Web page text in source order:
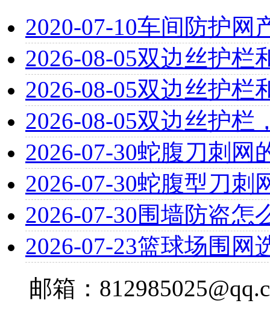
2020-07-10车间防护网
2026-08-05双边丝护栏
2026-08-05双边丝护栏
2026-08-05双边丝护栏
2026-07-30蛇腹刀刺网
2026-07-30蛇腹型刀刺
2026-07-30围墙防盗怎
2026-07-23篮球场围网
邮箱：